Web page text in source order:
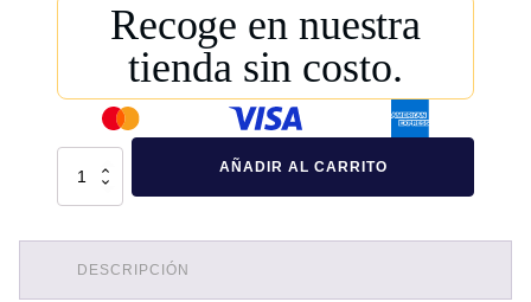
Recoge en nuestra
tienda sin costo.
AÑADIR AL CARRITO
DESCRIPCIÓN